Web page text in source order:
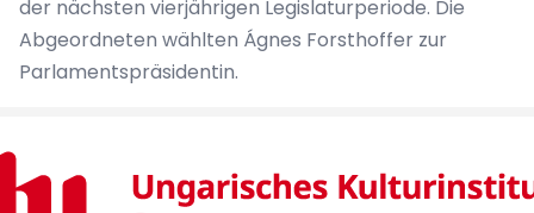
der nächsten vierjährigen Legislaturperiode. Die
Abgeordneten wählten Ágnes Forsthoffer zur
Parlamentspräsidentin.